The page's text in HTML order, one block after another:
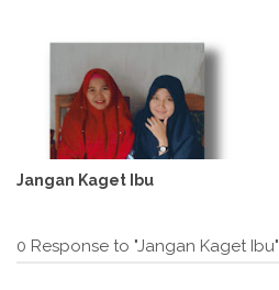
Jangan Kaget Ibu
0 Response to "Jangan Kaget Ibu"